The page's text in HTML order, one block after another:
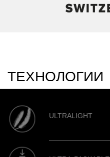
ТЕХНОЛОГИИ
ULTRALIGHT